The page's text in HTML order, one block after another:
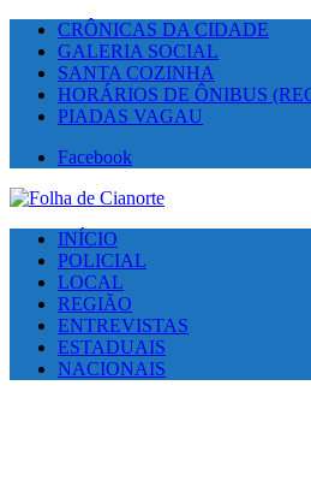
CRÔNICAS DA CIDADE
GALERIA SOCIAL
SANTA COZINHA
HORÁRIOS DE ÔNIBUS
PIADAS VAGAU
Facebook
INÍCIO
POLICIAL
LOCAL
REGIÃO
ENTREVISTAS
ESTADUAIS
NACIONAIS